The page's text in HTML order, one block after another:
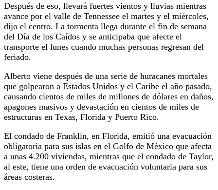
Después de eso, llevará fuertes vientos y lluvias mientras
avance por el valle de Tennessee el martes y el miércoles,
dijo el centro. La tormenta llega durante el fin de semana
del Día de los Caídos y se anticipaba que afecte el
transporte el lunes cuando muchas personas regresan del
feriado.
Alberto viene después de una serie de huracanes mortales
que golpearon a Estados Unidos y el Caribe el año pasado,
causando cientos de miles de millones de dólares en daños,
apagones masivos y devastación en cientos de miles de
estructuras en Texas, Florida y Puerto Rico.
El condado de Franklin, en Florida, emitió una evacuación
obligatoria para sus islas en el Golfo de México que afecta
a unas 4.200 viviendas, mientras que el condado de Taylor,
al este, tiene una orden de evacuación voluntaria para sus
áreas costeras.